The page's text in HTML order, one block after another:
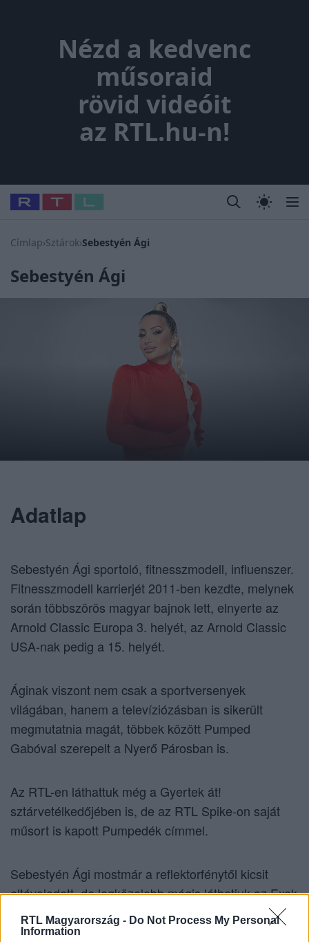
RTL Magyarország - Do Not Process My Personal
Information
Nézd a kedvenc
műsoraid
rövid videóit
az RTL.hu-n!
Legfrissebb RTL Híradó Randi Celeb
Babits Marcella Most Wanted #Gallusz
Címlap›Sztárok›Sebestyén Ági
Sebestyén Ági
Adatlap
Sebestyén Ági sportoló, fitnesszmodell, influenszer.
Fitnesszmodell karrierjét 2011-ben kezdte, melynek
során többszörös magyar bajnok lett, elnyerte az
Arnold Classic Europa 3. helyét, az Arnold Classic
USA-nak pedig a 15. helyét.
Áginak viszont nem csak a sportversenyek
világában, hanem a televíziózásban is sikerült
megmutatnia magát, többek között Pumped
Gabóval szerepelt a Nyerő Párosban is.
Az RTL-en láthattuk még a Gyertek át!
sztárvetélkedőjében is, de az RTL Spike-on saját
műsort is kapott Pumpedék címmel.
Sebestyén Ági mostmár a reflektorfénytől kicsit
eltávolodott, de legközelebb mégis láthatjuk az Exek
csatája legújabb évadában, ahol, a mostanra ex-
barátjával, Pumped Gabóval együtt fognak feltűnni.